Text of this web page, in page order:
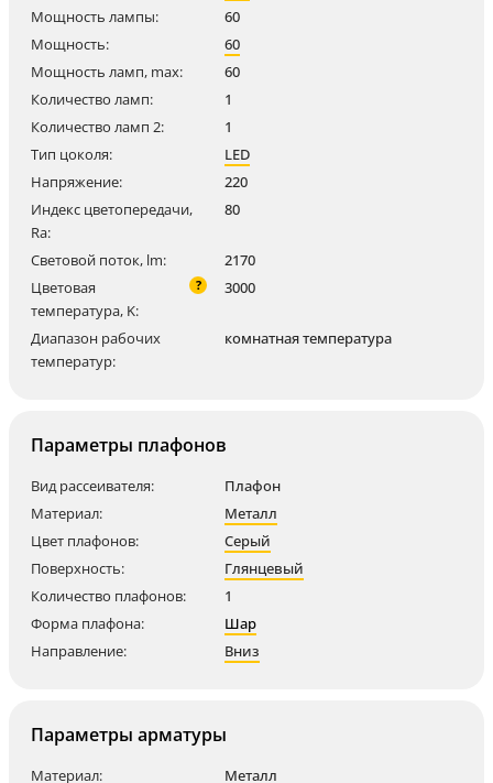
Мощность лампы:
60
Мощность:
60
Мощность ламп, max:
60
Количество ламп:
1
Количество ламп 2:
1
Тип цоколя:
LED
Напряжение:
220
Индекс цветопередачи,
Ra:
80
Световой поток, lm:
2170
Цветовая
температура, K:
? 3000
Диапазон рабочих
температур:
комнатная температура
Параметры плафонов
Вид рассеивателя:
Плафон
Материал:
Металл
Цвет плафонов:
Серый
Поверхность:
Глянцевый
Количество плафонов:
1
Форма плафона:
Шар
Направление:
Вниз
Параметры арматуры
Материал: Металл